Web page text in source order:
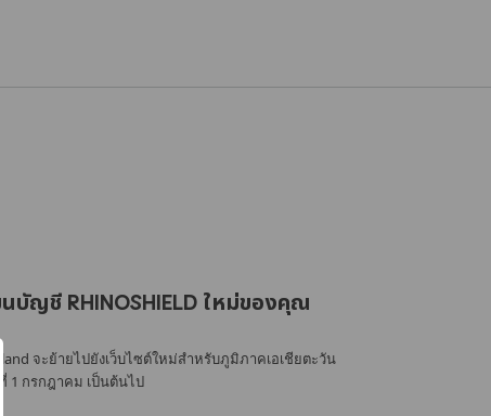
บัญชี RHINOSHIELD ใหม่ของคุณ
จะย้ายไปยังเว็บไซต์ใหม่สำหรับภูมิภาคเอเชียตะวัน
ที่ 1 กรกฎาคม เป็นต้นไป